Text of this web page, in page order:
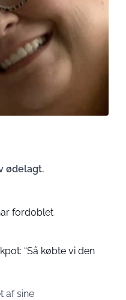
ødelagt.
fordoblet
“Så købte vi den
af sine